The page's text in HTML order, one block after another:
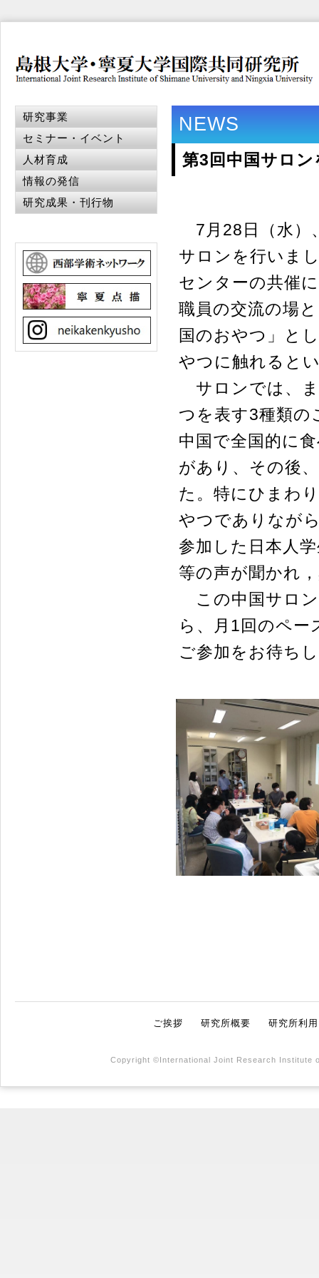
NEWS
第3回中国サロ
7月28日（水）
サロンを行いま
センターの共催
職員の交流の場
国のおやつ」と
やつに触れると
サロンでは、ま
つを表す3種類の
中国で全国的に
があり、その後
た。特にひまわ
やつでありなが
参加した日本人
等の声が聞かれ
この中国サロ
ら、月1回のペ
ご参加をお待ち
研究事業
セミナー・イベント
人材育成
情報の発信
研究成果・刊行物
ご挨拶 研究所概要 研究所利
Copyright ©International Joint Research Institute